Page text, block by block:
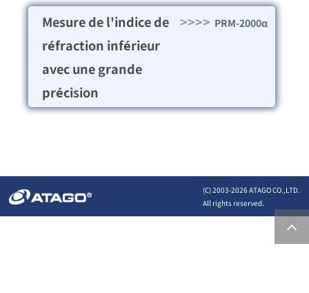
Mesure de l'indice de
réfraction inférieur
avec une grande
précision
>>>> PRM-2000α
(C) 2003-2026 ATAGO CO.,LTD.
All rights reserved.